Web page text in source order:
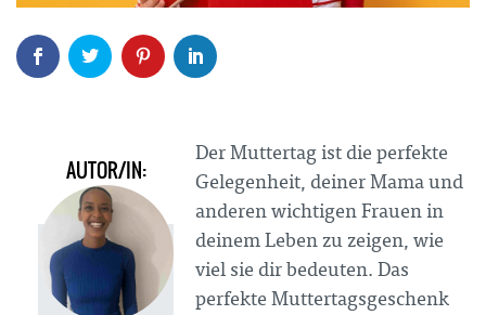
AUTOR/IN:
Der Muttertag ist die perfekte
Gelegenheit, deiner Mama und
anderen wichtigen Frauen in
deinem Leben zu zeigen, wie
viel sie dir bedeuten. Das
perfekte Muttertagsgeschenk